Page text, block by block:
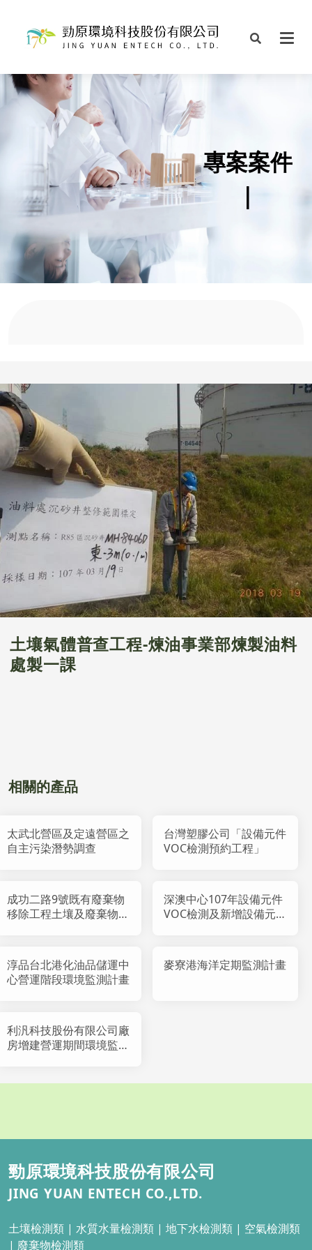
專案案件
|
土壤氣體普查工程-煉油事業部煉製油料
處製一課
相關的產品
太武北營區及定遠營區之
自主污染潛勢調查
台灣塑膠公司「設備元件
VOC檢測預約工程」
成功二路9號既有廢棄物
移除工程土壤及廢棄物調
深澳中心107年設備元件
VOC檢測及新增設備元
淳品台北港化油品儲運中
心營運階段環境監測計畫
麥寮港海洋定期監測計畫
利汎科技股份有限公司廠
房增建營運期間環境監測
勁原環境科技股份有限公司
JING YUAN ENTECH CO.,LTD.
土壤檢測類 | 水質水量檢測類 | 地下水檢測類 | 空氣檢測類
| 廢棄物檢測類